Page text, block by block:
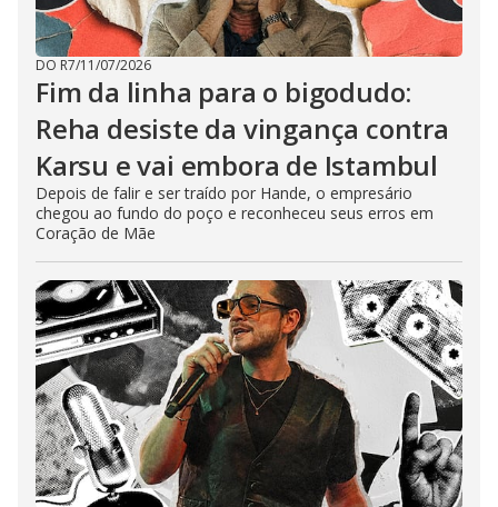
DO R7/11/07/2026
Fim da linha para o bigodudo:
Reha desiste da vingança contra
Karsu e vai embora de Istambul
Depois de falir e ser traído por Hande, o empresário
chegou ao fundo do poço e reconheceu seus erros em
Coração de Mãe